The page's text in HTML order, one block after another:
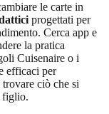
le carte in
progettati per
Cerca app e
la pratica
Cuisenaire o i
efficaci per
ciò che si
figlio.